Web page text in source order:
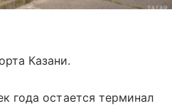
Казани.
года остается терминал